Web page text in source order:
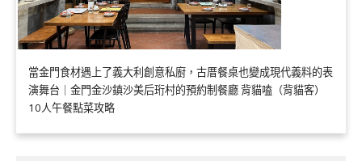
當金門食材遇上了義大利創意私廚，古厝餐桌也變成現代義料的表
演舞台｜金門金沙鎮沙美后珩村的預約制餐廳 背貓嗑（背貓客）
10人午餐點菜攻略